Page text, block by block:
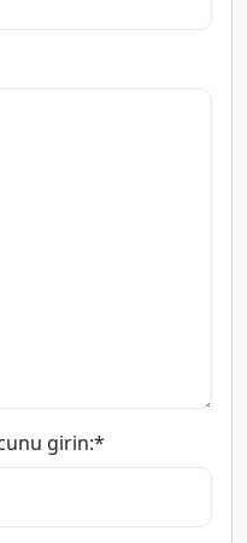
girin:*